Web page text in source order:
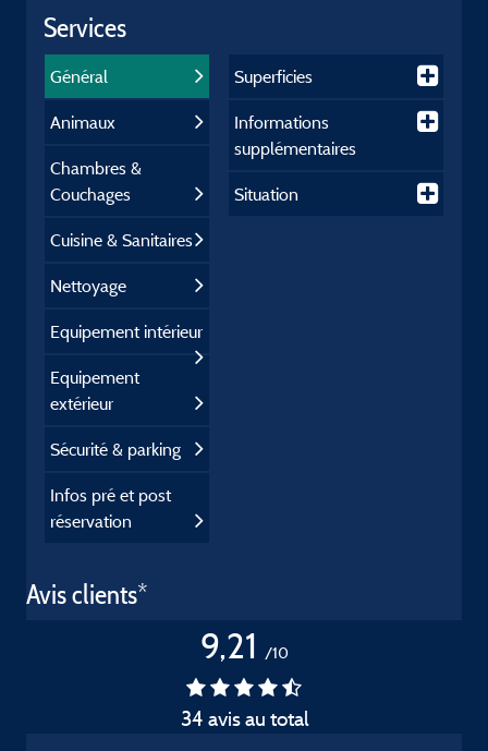
Services
Général
Animaux
Chambres &
Couchages
Cuisine & Sanitaires
Nettoyage
Equipement intérieur
Equipement
extérieur
Sécurité & parking
Infos pré et post
réservation
Superficies
Informations
supplémentaires
Situation
Avis clients*
9,21 /10
34 avis au total